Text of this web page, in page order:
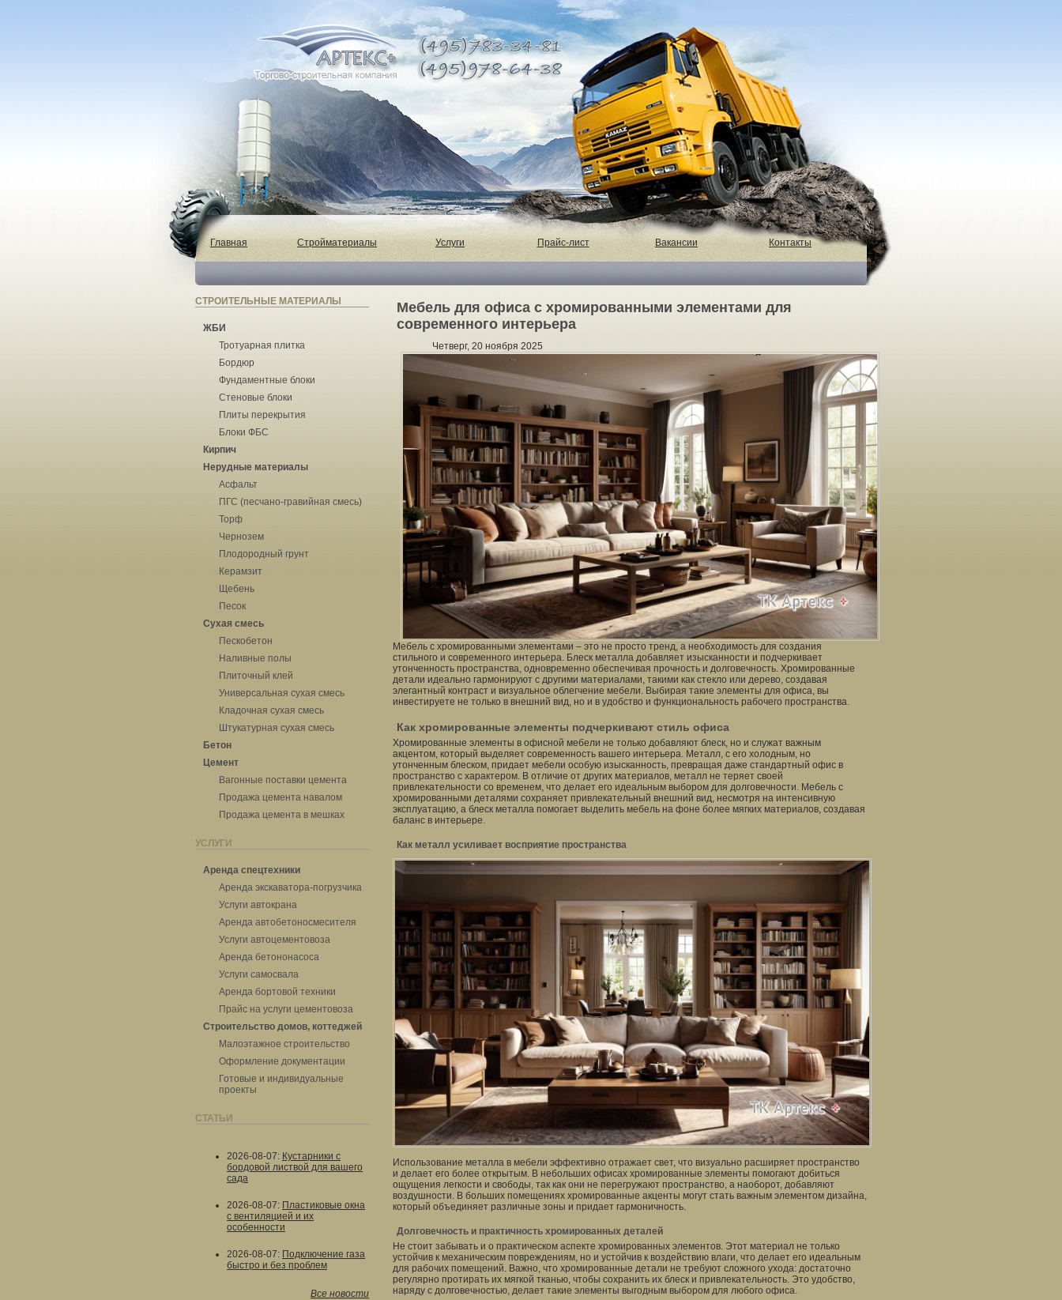
Главная Стройматериалы Услуги Прайс-лист Вакансии Контакты
СТРОИТЕЛЬНЫЕ МАТЕРИАЛЫ
ЖБИ
Тротуарная плитка
Бордюр
Фундаментные блоки
Стеновые блоки
Плиты перекрытия
Блоки ФБС
Кирпич
Нерудные материалы
Асфальт
ПГС (песчано-гравийная смесь)
Торф
Чернозем
Плодородный грунт
Керамзит
Щебень
Песок
Сухая смесь
Пескобетон
Наливные полы
Плиточный клей
Универсальная сухая смесь
Кладочная сухая смесь
Штукатурная сухая смесь
Бетон
Цемент
Вагонные поставки цемента
Продажа цемента навалом
Продажа цемента в мешках
УСЛУГИ
Аренда спецтехники
Аренда экскаватора-погрузчика
Услуги автокрана
Аренда автобетоносмесителя
Услуги автоцементовоза
Аренда бетононасоса
Услуги самосвала
Аренда бортовой техники
Прайс на услуги цементовоза
Строительство домов, коттеджей
Малоэтажное строительство
Оформление документации
Готовые и индивидуальные
проекты
СТАТЬИ
2026-08-07: Кустарники с
бордовой листвой для вашего
сада
2026-08-07: Пластиковые окна
с вентиляцией и их
особенности
2026-08-07: Подключение газа
быстро и без проблем
Все новости
Мебель для офиса с хромированными элементами для
современного интерьера
Четверг, 20 ноября 2025
Мебель с хромированными элементами – это не просто тренд, а необходимость для создания
стильного и современного интерьера. Блеск металла добавляет изысканности и подчеркивает
утонченность пространства, одновременно обеспечивая прочность и долговечность. Хромированные
детали идеально гармонируют с другими материалами, такими как стекло или дерево, создавая
элегантный контраст и визуальное облегчение мебели. Выбирая такие элементы для офиса, вы
инвестируете не только в внешний вид, но и в удобство и функциональность рабочего пространства.
Как хромированные элементы подчеркивают стиль офиса
Хромированные элементы в офисной мебели не только добавляют блеск, но и служат важным
акцентом, который выделяет современность вашего интерьера. Металл, с его холодным, но
утонченным блеском, придает мебели особую изысканность, превращая даже стандартный офис в
пространство с характером. В отличие от других материалов, металл не теряет своей
привлекательности со временем, что делает его идеальным выбором для долговечности. Мебель с
хромированными деталями сохраняет привлекательный внешний вид, несмотря на интенсивную
эксплуатацию, а блеск металла помогает выделить мебель на фоне более мягких материалов, создавая
баланс в интерьере.
Как металл усиливает восприятие пространства
Использование металла в мебели эффективно отражает свет, что визуально расширяет пространство
и делает его более открытым. В небольших офисах хромированные элементы помогают добиться
ощущения легкости и свободы, так как они не перегружают пространство, а наоборот, добавляют
воздушности. В больших помещениях хромированные акценты могут стать важным элементом дизайна,
который объединяет различные зоны и придает гармоничность.
Долговечность и практичность хромированных деталей
Не стоит забывать и о практическом аспекте хромированных элементов. Этот материал не только
устойчив к механическим повреждениям, но и устойчив к воздействию влаги, что делает его идеальным
для рабочих помещений. Важно, что хромированные детали не требуют сложного ухода: достаточно
регулярно протирать их мягкой тканью, чтобы сохранить их блеск и привлекательность. Это удобство,
наряду с долговечностью, делает такие элементы выгодным выбором для любого офиса.